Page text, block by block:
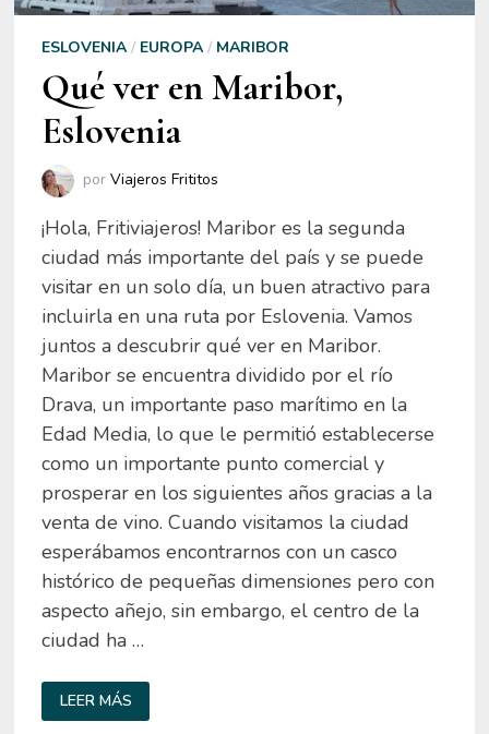
ESLOVENIA/ EUROPA/ MARIBOR
Qué ver en Maribor,
Eslovenia
por Viajeros Frititos
¡Hola, Fritiviajeros! Maribor es la segunda
ciudad más importante del país y se puede
visitar en un solo día, un buen atractivo para
incluirla en una ruta por Eslovenia. Vamos
juntos a descubrir qué ver en Maribor.
Maribor se encuentra dividido por el río
Drava, un importante paso marítimo en la
Edad Media, lo que le permitió establecerse
como un importante punto comercial y
prosperar en los siguientes años gracias a la
venta de vino. Cuando visitamos la ciudad
esperábamos encontrarnos con un casco
histórico de pequeñas dimensiones pero con
aspecto añejo, sin embargo, el centro de la
ciudad ha …
QUÉ
VER
EN
LEER MÁS